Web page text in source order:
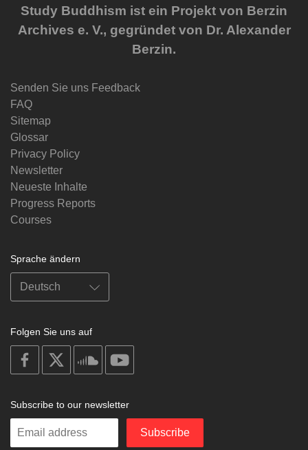
Study Buddhism ist ein Projekt von Berzin
Archives e. V., gegründet von Dr. Alexander
Berzin.
Senden Sie uns Feedback
FAQ
Sitemap
Glossar
Privacy Policy
Newsletter
Neueste Inhalte
Progress Reports
Courses
Sprache ändern
Folgen Sie uns auf
on
facebook
soundcloud
Subscribe to our newsletter
Enter
Subscribe